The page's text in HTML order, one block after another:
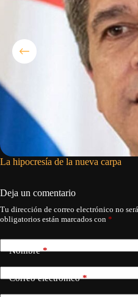
La hipocresía de la nueva carpa
Deja un comentario
Tu dirección de correo electrónico no
obligatorios están marcados con *
Nombre*
Correo electrónico*